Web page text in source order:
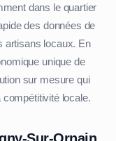
dans le quartier
des données de
artisans locaux. En
unique de
sur mesure qui
locale.